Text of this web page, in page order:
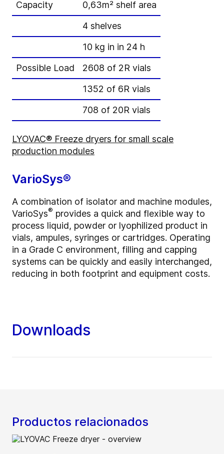
Capacity
0,63m² shelf area
4 shelves
10 kg in in 24 h
Possible Load
2608 of 2R vials
1352 of 6R vials
708 of 20R vials
LYOVAC® Freeze dryers for small scale
production modules
VarioSys®
A combination of isolator and machine modules,
VarioSys® provides a quick and flexible way to
process liquid, powder or lyophilized product in
vials, ampules, syringes or cartridges. Operating
in a Grade C environment, filling and capping
systems can be quickly and easily interchanged,
reducing in both footprint and equipment costs.
Downloads
Productos relacionados